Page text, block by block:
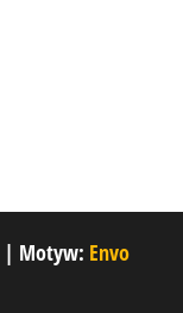
| Motyw: Envo